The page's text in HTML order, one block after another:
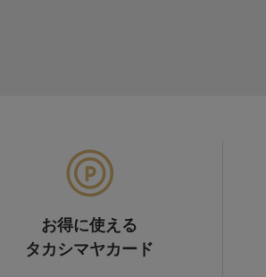
お得に使える
タカシマヤカード